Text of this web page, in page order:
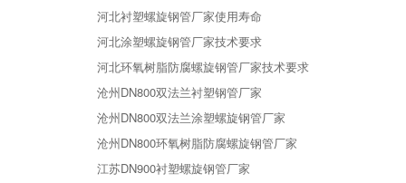
河北衬塑螺旋钢管厂家使用寿命
河北涂塑螺旋钢管厂家技术要求
河北环氧树脂防腐螺旋钢管厂家技术要求
沧州DN800双法兰衬塑钢管厂家
沧州DN800双法兰涂塑螺旋钢管厂家
沧州DN800环氧树脂防腐螺旋钢管厂家
江苏DN900衬塑螺旋钢管厂家